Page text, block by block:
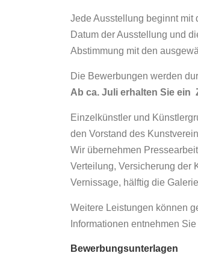
Jede Ausstellung beginnt mit
Datum der Ausstellung und
Abstimmung mit den
Die Bewerbungen werden
Ab ca. Juli erhalten Sie ein
Einzelkünstler und
den Vorstand des
Wir übernehmen
Verteilung, Versicherung der
Vernissage, hälftig die
Weitere Leistungen können
Informationen entnehmen
Bewerbungsunterlagen